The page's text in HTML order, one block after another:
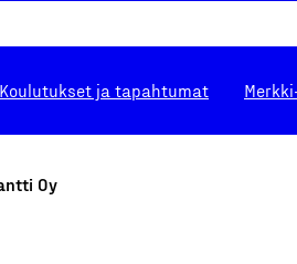
Koulutukset ja tapahtumat
Oy